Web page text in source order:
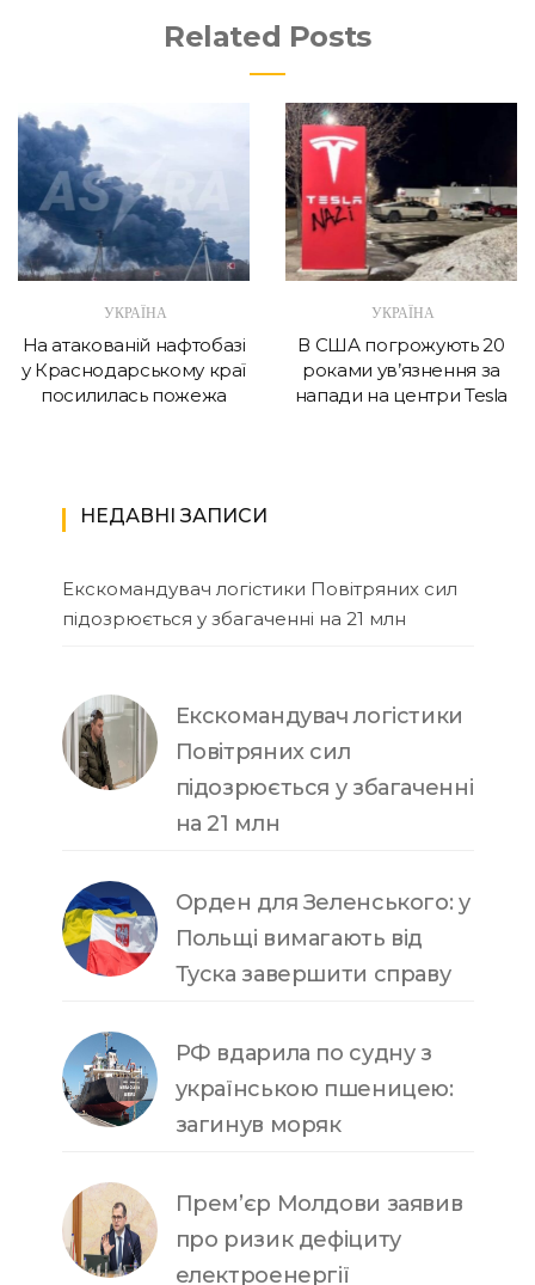
Related Posts
УКРАЇНА
На атакованій нафтобазі
у Краснодарському краї
посилилась пожежа
УКРАЇНА
В США погрожують 20
роками ув’язнення за
напади на центри Tesla
НЕДАВНІ ЗАПИСИ
Екскомандувач логістики Повітряних сил
підозрюється у збагаченні на 21 млн
Екскомандувач логістики
Повітряних сил
підозрюється у збагаченні
на 21 млн
Орден для Зеленського: у
Польщі вимагають від
Туска завершити справу
РФ вдарила по судну з
українською пшеницею:
загинув моряк
Прем’єр Молдови заявив
про ризик дефіциту
електроенергії